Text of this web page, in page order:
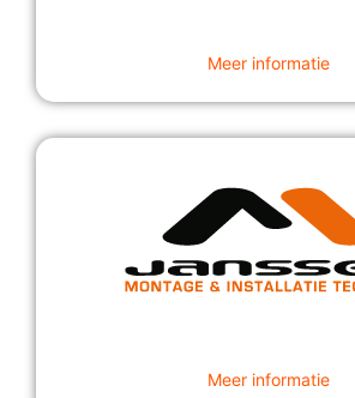
Meer informatie
Meer informatie